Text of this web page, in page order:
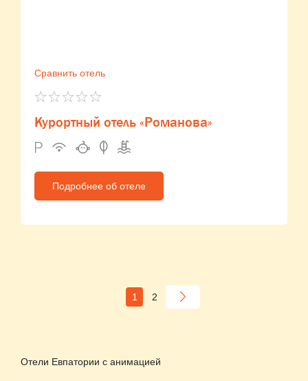
Сравнить отель
Курортный отель «Романова»
Подробнее об отеле
1 2
Отели Евпатории с анимацией